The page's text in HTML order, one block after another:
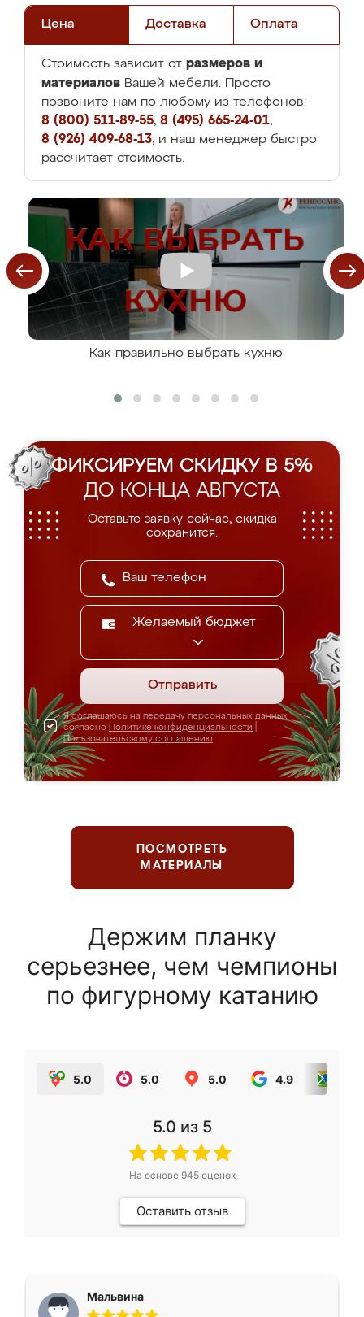
Цена Доставка Оплата
Стоимость зависит от размеров и
материалов Вашей мебели. Просто
позвоните нам по любому из телефонов:
8 (800) 511-89-55, 8 (495) 665-24-01,
8 (926) 409-68-13, и наш менеджер быстро
рассчитает стоимость.
Как правильно выбрать кухню
ФИКСИРУЕМ СКИДКУ В 5%
ДО КОНЦА АВГУСТА
Оставьте заявку сейчас, скидка
сохранится.
Желаемый бюджет
Отправить
Я соглашаюсь на передачу персональных данных
согласно Политике конфиденциальности
Пользовательскому соглашению
ПОСМОТРЕТЬ
МАТЕРИАЛЫ
Держим планку
серьезнее, чем чемпионы
по фигурному катанию
5.0 5.0 5.0 4.9
5.0 из 5
На основе 945оценок
Оставить отзыв
Мальвина